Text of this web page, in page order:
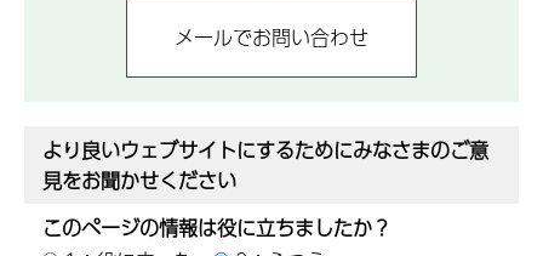
より良いウェブサイトにするためにみなさまのご意
見をお聞かせください
このページの情報は役に立ちましたか？